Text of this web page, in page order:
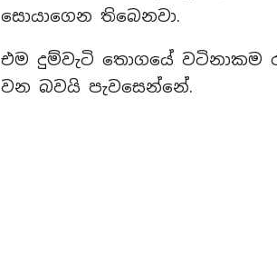
සොයාගෙන තිබෙනවා.
එම දුම්වැටි තොගයේ
වන බවයි පැවසෙන්නේ.